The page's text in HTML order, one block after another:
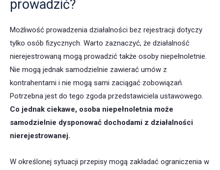
prowadzić?
Możliwość prowadzenia działalności bez rejestracji dotyczy
tylko osób fizycznych. Warto zaznaczyć, że działalność
nierejestrowaną mogą prowadzić także osoby niepełnoletnie.
Nie mogą jednak samodzielnie zawierać umów z
kontrahentami i nie mogą sami zaciągać zobowiązań.
Potrzebna jest do tego zgoda przedstawiciela ustawowego.
Co jednak ciekawe, osoba niepełnoletnia może
samodzielnie dysponować dochodami z działalności
nierejestrowanej.
W określonej sytuacji przepisy mogą zakładać ograniczenia w